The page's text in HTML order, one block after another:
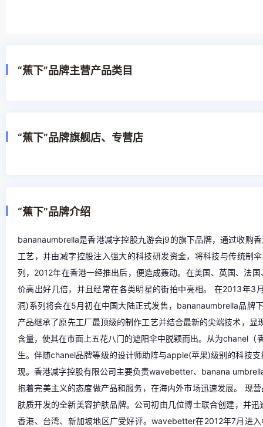
“蕉下”品牌主营产品类目
“蕉下”品牌旗舰店、专营店
“蕉下”品牌介绍
bananaumbrella是香港减字控股九游会j9的旗下品牌，通过收购
工艺，并由减字控股注入强大的科技研发资金，将科技与传统制
列，2012年在香港一经推出后，便造成轰动。在美国、英国、法
价高出好几倍，并且经常在各类明星的街拍中亮相。 在2013年
洞)系列将会在5月初在中国大陆正式发售，bananaumbrella品牌
产品继承了原先工厂最顶级的制作工艺并结合最新的尖端技术，
含量，使其在市面上五花八门的遮阳伞中脱颖而出。从为chanel
生。伴随chanel品牌等级的设计师助阵与apple(苹果)级别的科技
现。香港减字控股有限公司主要负责wavebetter、banana
抱着完美主义的态度做产品和服务，在海内外市场迅速发展。
肤质开发的全新美容护肤品牌。公司初由几位博士联合创建，并
香港、台湾、新加坡地区广受好评。wavebetter在2012年7月进